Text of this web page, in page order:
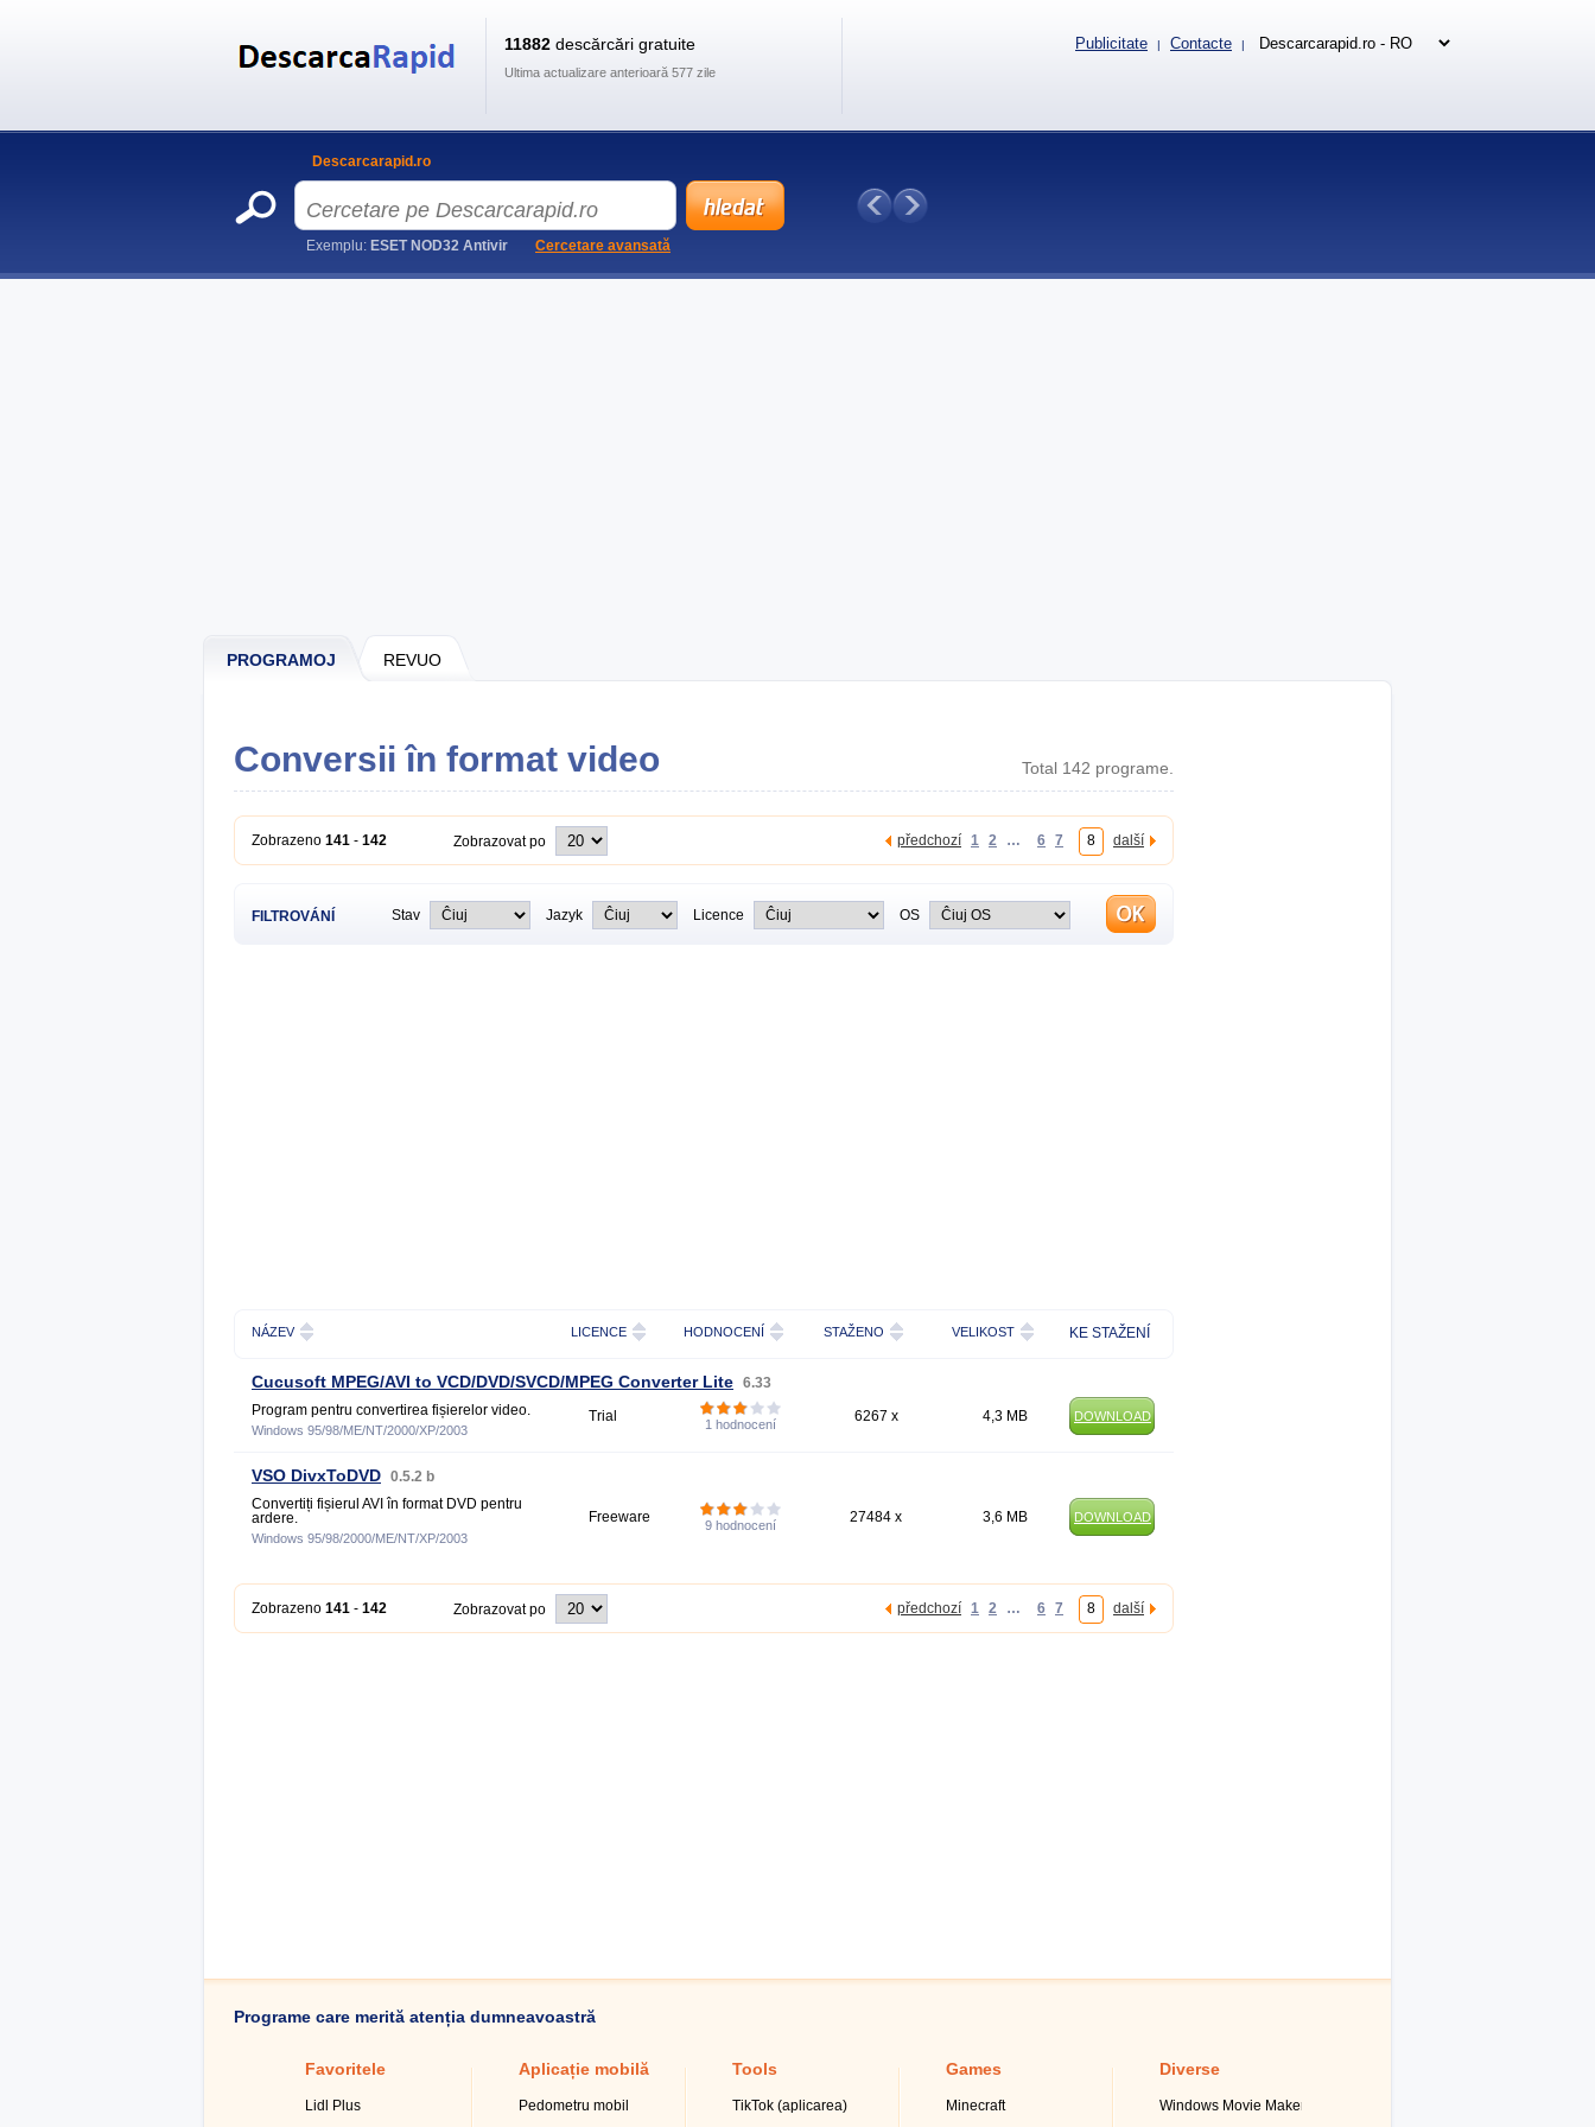
PROGRAMOJ REVUO
Conversii în format video Total 142 programe.
Zobrazeno 141 - 142 Zobrazovat po předchozí 1 2 … 6 7 8 další
FILTROVÁNÍ Stav Jazyk Licence OS
NÁZEV LICENCE HODNOCENÍ STAŽENO VELIKOST KE STAŽENÍ
Cucusoft MPEG/AVI to VCD/DVD/SVCD/MPEG Converter Lite 6.33
Program pentru convertirea fișierelor video.
Windows 95/98/ME/NT/2000/XP/2003
Trial 1 hodnocení 6267 x 4,3 MB DOWNLOAD
VSO DivxToDVD 0.5.2 b
Convertiți fișierul AVI în format DVD pentru
ardere.
Windows 95/98/2000/ME/NT/XP/2003
Freeware 9hodnocení 27484 x 3,6 MB DOWNLOAD
Zobrazeno 141 - 142 Zobrazovat po předchozí 1 2 … 6 7 8 další
Programe care merită atenția dumneavoastră
Favoritele
Lidl Plus
Aplicație mobilă
Pedometru mobil
Tools
TikTok (aplicarea)
Games
Minecraft
Diverse
Windows Movie Maker
11882 descărcări gratuite
Ultima actualizare anterioară 577 zile
Publicitate | Contacte |
Descarcarapid.ro
Exemplu: ESET NOD32 Antivir Cercetare avansată